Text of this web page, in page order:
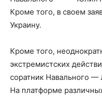
Кроме того, в своем
Украину.
Кроме того,
экстремистских
соратник Навального
На платформе